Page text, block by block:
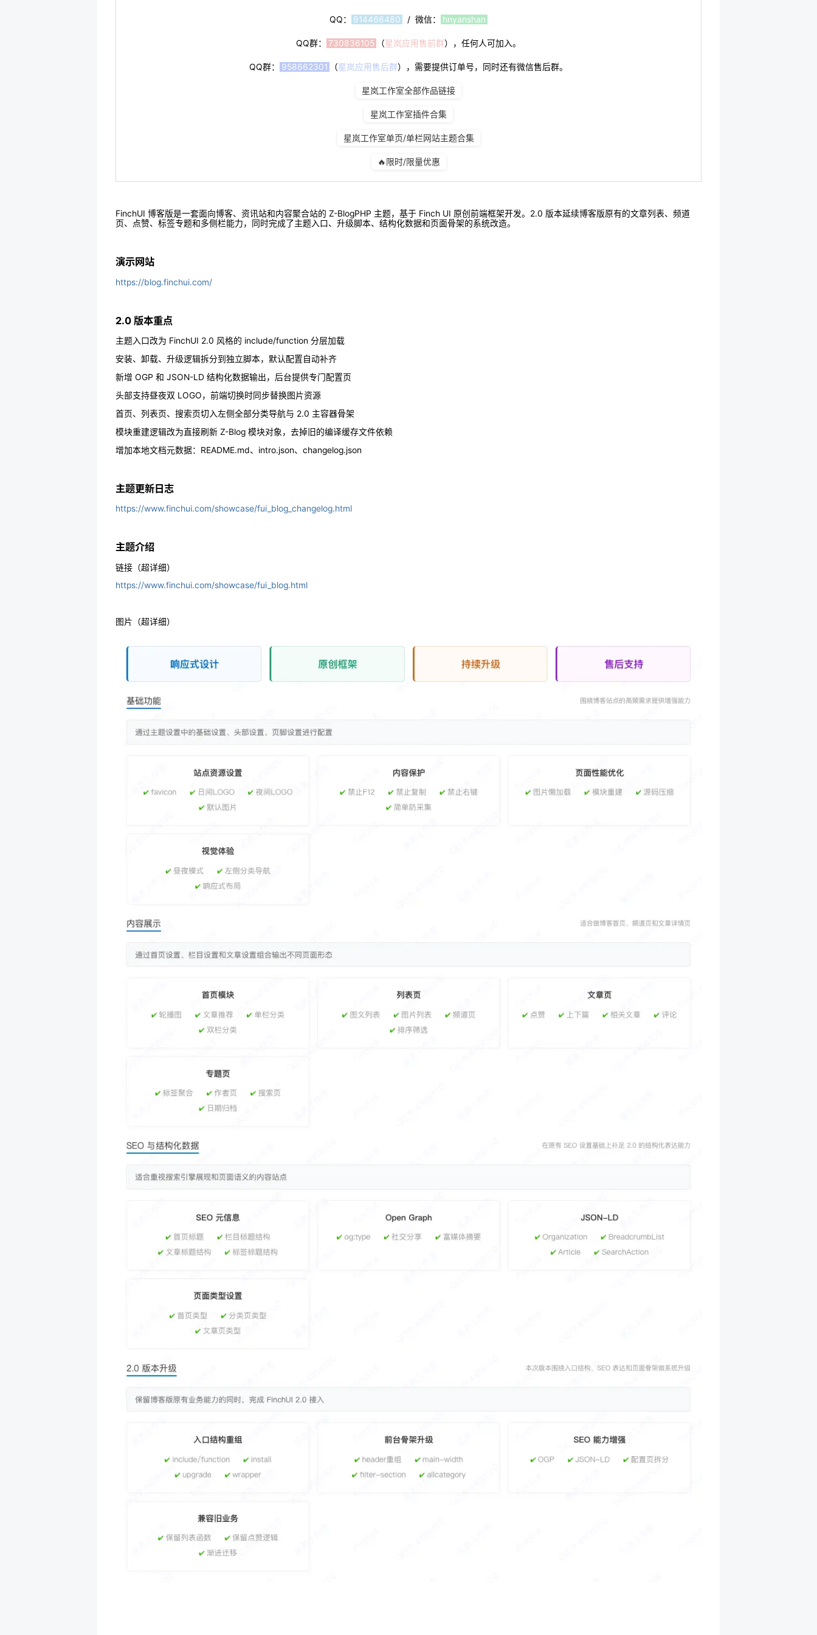
QQ： 914466480 / 微信： hnyanshan
QQ群： 730836105 （星岚应用售前群），任何人可加入。
QQ群： 958662301 （星岚应用售后群），需要提供订单号，同时还有微信售后群。
星岚工作室全部作品链接
星岚工作室插件合集
星岚工作室单页/单栏网站主题合集
🔥限时/限量优惠
FinchUI 博客版是一套面向博客、资讯站和内容聚合站的 Z-BlogPHP 主题，基于 Finch UI 原创前端框架开发。2.0 版本延续博客版原有的文章列表、频道
页、点赞、标签专题和多侧栏能力，同时完成了主题入口、升级脚本、结构化数据和页面骨架的系统改造。
演示网站
https://blog.finchui.com/
2.0 版本重点
主题入口改为 FinchUI 2.0 风格的 include/function 分层加载
安装、卸载、升级逻辑拆分到独立脚本，默认配置自动补齐
新增 OGP 和 JSON-LD 结构化数据输出，后台提供专门配置页
头部支持昼夜双 LOGO，前端切换时同步替换图片资源
首页、列表页、搜索页切入左侧全部分类导航与 2.0 主容器骨架
模块重建逻辑改为直接刷新 Z-Blog 模块对象，去掉旧的编译缓存文件依赖
增加本地文档元数据：README.md、intro.json、changelog.json
主题更新日志
https://www.finchui.com/showcase/fui_blog_changelog.html
主题介绍
链接（超详细）
https://www.finchui.com/showcase/fui_blog.html
图片（超详细）